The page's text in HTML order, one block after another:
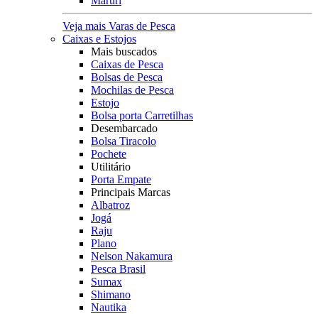
Veja mais Varas de Pesca
Caixas e Estojos
Mais buscados
Caixas de Pesca
Bolsas de Pesca
Mochilas de Pesca
Estojo
Bolsa porta Carretilhas
Desembarcado
Bolsa Tiracolo
Pochete
Utilitário
Porta Empate
Principais Marcas
Albatroz
Jogá
Raju
Plano
Nelson Nakamura
Pesca Brasil
Sumax
Shimano
Nautika